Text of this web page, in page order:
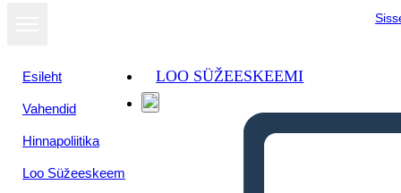
Esileht
Vahendid
Hinnapoliitika
Loo Süžeeskeem
LOO SÜŽEESKEEMI